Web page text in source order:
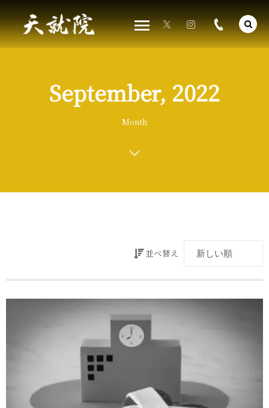
September, 2022
Month
並べ替え